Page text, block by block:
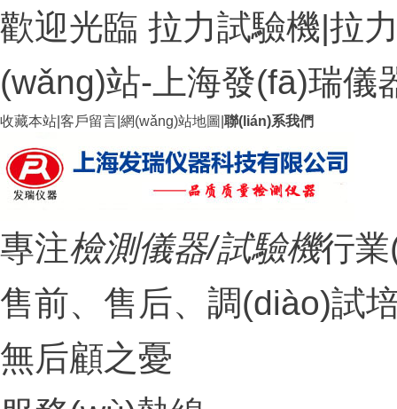
歡迎光臨 拉力試驗機|拉
(wǎng)站-上海發(fā)瑞儀
收藏本站 客戶留言 網(wǎng)站地圖 聯(lián)系我們
專注檢測儀器/試驗機行
售前、售后、調
無后顧之憂